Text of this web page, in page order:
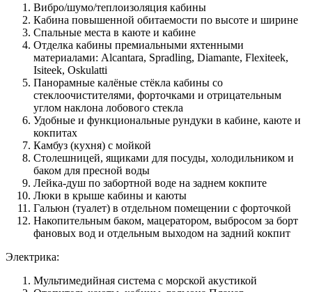
Вибро/шумо/теплоизоляция кабины
Кабина повышенной обитаемости по высоте и ширине
Спальные места в каюте и кабине
Отделка кабины премиальными яхтенными
материалами: Аlcantara, Spradling, Diamante, Flexiteek,
Isiteek, Оskulatti
Панорамные калёные стёкла кабины со
стеклоочистителями, форточками и отрицательным
углом наклона лобового стекла
Удобные и функциональные рундуки в кабине, каюте и
кокпитах
Камбуз (кухня) с мойкой
Столешницей, ящиками для посуды, холодильником и
баком для пресной воды
Лейка-душ по забортной воде на заднем кокпите
Люки в крыше кабины и каюты
Гальюн (туалет) в отдельном помещении с форточкой
Накопительным баком, мацератором, выбросом за борт
фановых вод и отдельным выходом на задний кокпит
Электрика:
Мультимедийная система с морской акустикой